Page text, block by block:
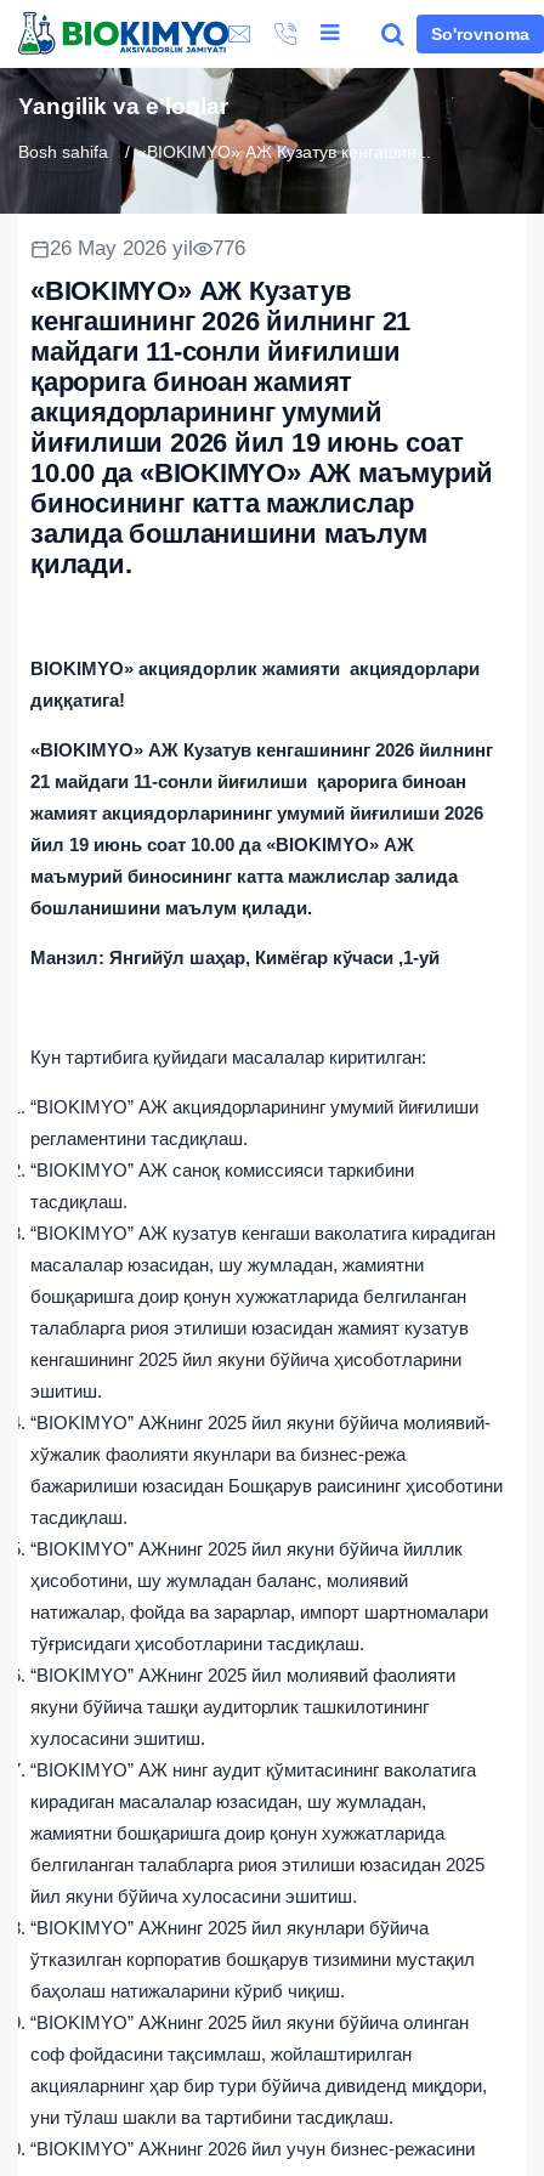
So'rovnoma
Yangilik va e'lonlar
Bosh sahifa «BIOKIMYO» АЖ Кузатув кенгашин...
26 May 2026 yil 776
«BIOKIMYO» АЖ Кузатув
кенгашининг 2026 йилнинг 21
майдаги 11-сонли йиғилиши
қарорига биноан жамият
акциядорларининг умумий
йиғилиши 2026 йил 19 июнь соат
10.00 да «BIOKIMYO» АЖ маъмурий
биносининг катта мажлислар
залида бошланишини маълум
қилади.
BIOKIMYO» акциядорлик жамияти акциядорлари
диққатига!
«BIOKIMYO» АЖ Кузатув кенгашининг 2026 йилнинг
21 майдаги 11-сонли йиғилиши қарорига биноан
жамият акциядорларининг умумий йиғилиши 2026
йил 19 июнь соат 10.00 да «BIOKIMYO» АЖ
маъмурий биносининг катта мажлислар залида
бошланишини маълум қилади.
Манзил: Янгийўл шаҳар, Кимёгар кўчаси ,1-уй
Кун тартибига қуйидаги масалалар киритилган:
“BIOKIMYO” АЖ акциядорларининг умумий йиғилиши
регламентини тасдиқлаш.
“BIOKIMYO” АЖ саноқ комиссияси таркибини
тасдиқлаш.
“BIOKIMYO” АЖ кузатув кенгаши ваколатига кирадиган
масалалар юзасидан, шу жумладан, жамиятни
бошқаришга доир қонун хужжатларида белгиланган
талабларга риоя этилиши юзасидан жамият кузатув
кенгашининг 2025 йил якуни бўйича ҳисоботларини
эшитиш.
“BIOKIMYO” АЖнинг 2025 йил якуни бўйича молиявий-
хўжалик фаолияти якунлари ва бизнес-режа
бажарилиши юзасидан Бошқарув раисининг ҳисоботини
тасдиқлаш.
“BIOKIMYO” АЖнинг 2025 йил якуни бўйича йиллик
ҳисоботини, шу жумладан баланс, молиявий
натижалар, фойда ва зарарлар, импорт шартномалари
тўғрисидаги ҳисоботларини тасдиқлаш.
“BIOKIMYO” АЖнинг 2025 йил молиявий фаолияти
якуни бўйича ташқи аудиторлик ташкилотининг
хулосасини эшитиш.
“BIOKIMYO” АЖ нинг аудит қўмитасининг ваколатига
кирадиган масалалар юзасидан, шу жумладан,
жамиятни бошқаришга доир қонун хужжатларида
белгиланган талабларга риоя этилиши юзасидан 2025
йил якуни бўйича хулосасини эшитиш.
“BIOKIMYO” АЖнинг 2025 йил якунлари бўйича
ўтказилган корпоратив бошқарув тизимини мустақил
баҳолаш натижаларини кўриб чиқиш.
“BIOKIMYO” АЖнинг 2025 йил якуни бўйича олинган
соф фойдасини тақсимлаш, жойлаштирилган
акцияларнинг ҳар бир тури бўйича дивиденд миқдори,
уни тўлаш шакли ва тартибини тасдиқлаш.
“BIOKIMYO” АЖнинг 2026 йил учун бизнес-режасини